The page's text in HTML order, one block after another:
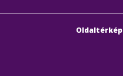
Oldaltérkép